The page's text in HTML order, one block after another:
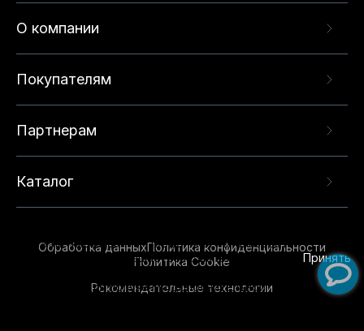
О компании
Покупателям
Партнерам
Каталог
Обработка данныхПолитика конфиденциальности
Политика Cookie
Рекомендательные технологии
опыта на нашем сайте. Продолжая использовать
данный сайт, вы соглашаетесь с использованием
технологий. Для получения дополнительной
Принять